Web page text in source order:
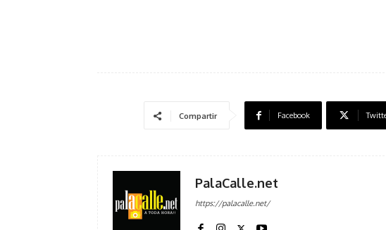
Compartir Facebook
PalaCalle.net
https://palacalle.net/